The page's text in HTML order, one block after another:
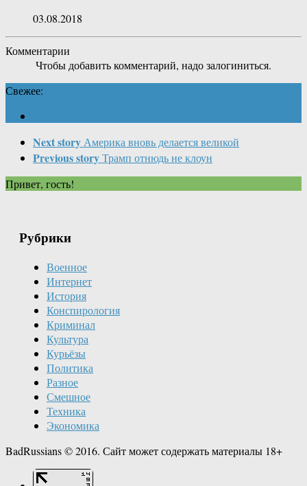
03.08.2018
Комментарии
Чтобы добавить комментарий, надо залогиниться.
Свежее:
Next story Америка вновь делается великой
Previous storyТрамп отнюдь не клоун
Привет, гость!
Рубрики
Военное
Интернет
История
Конспирология
Криминал
Культура
Курьёзы
Политика
Разное
Смешное
Техника
Экономика
BadRussians © 2016. Сайт может содержать материалы 18+